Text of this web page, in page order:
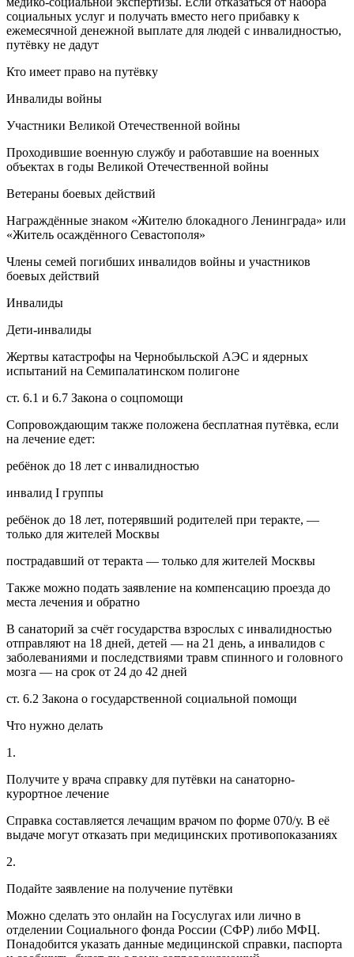
социальных услуг и получать вместо него прибавку к
ежемесячной денежной выплате для людей с инвалидностью,
путёвку не дадут
Кто имеет право на путёвку
Инвалиды войны
Участники Великой Отечественной войны
Проходившие военную службу и работавшие на военных
объектах в годы Великой Отечественной войны
Ветераны боевых действий
Награждённые знаком «Жителю блокадного Ленинграда» или
«Житель осаждённого Севастополя»
Члены семей погибших инвалидов войны и участников
боевых действий
Инвалиды
Дети-инвалиды
Жертвы катастрофы на Чернобыльской АЭС и ядерных
испытаний на Семипалатинском полигоне
ст. 6.1 и 6.7 Закона о соцпомощи
Сопровождающим также положена бесплатная путёвка, если
на лечение едет:
ребёнок до 18 лет с инвалидностью
инвалид I группы
ребёнок до 18 лет, потерявший родителей при теракте, —
только для жителей Москвы
пострадавший от теракта — только для жителей Москвы
Также можно подать заявление на компенсацию проезда до
места лечения и обратно
В санаторий за счёт государства взрослых с инвалидностью
отправляют на 18 дней, детей — на 21 день, а инвалидов с
заболеваниями и последствиями травм спинного и головного
мозга — на срок от 24 до 42 дней
ст. 6.2 Закона о государственной социальной помощи
Что нужно делать
1.
Получите у врача справку для путёвки на санаторно-
курортное лечение
Справка составляется лечащим врачом по форме 070/у. В её
выдаче могут отказать при медицинских противопоказаниях
2.
Подайте заявление на получение путёвки
Можно сделать это онлайн на Госуслугах или лично в
отделении Социального фонда России (СФР) либо МФЦ.
Понадобится указать данные медицинской справки, паспорта